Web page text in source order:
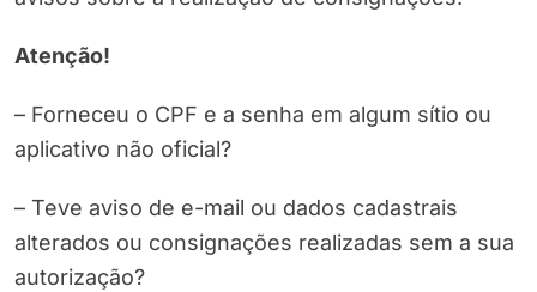
Atenção!
– Forneceu o CPF e a senha em algum sítio ou
aplicativo não oficial?
– Teve aviso de e-mail ou dados cadastrais
alterados ou consignações realizadas sem a sua
autorização?